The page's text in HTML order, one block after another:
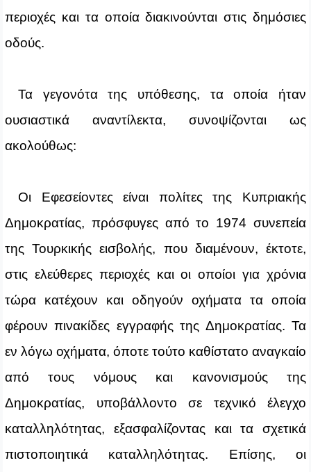
περιοχές και τα οποία διακινούνται στις δημόσιες
οδούς.
Τα γεγονότα της υπόθεσης, τα οποία ήταν
ουσιαστικά αναντίλεκτα, συνοψίζονται ως
ακολούθως:
Οι Εφεσείοντες είναι πολίτες της Κυπριακής
Δημοκρατίας, πρόσφυγες από το 1974 συνεπεία
της Τουρκικής εισβολής, που διαμένουν, έκτοτε,
στις ελεύθερες περιοχές και οι οποίοι για χρόνια
τώρα κατέχουν και οδηγούν οχήματα τα οποία
φέρουν πινακίδες εγγραφής της Δημοκρατίας. Τα
εν λόγω οχήματα, όποτε τούτο καθίστατο αναγκαίο
από τους νόμους και κανονισμούς της
Δημοκρατίας, υποβάλλοντο σε τεχνικό έλεγχο
καταλληλότητας, εξασφαλίζοντας και τα σχετικά
πιστοποιητικά καταλληλότητας. Επίσης, οι